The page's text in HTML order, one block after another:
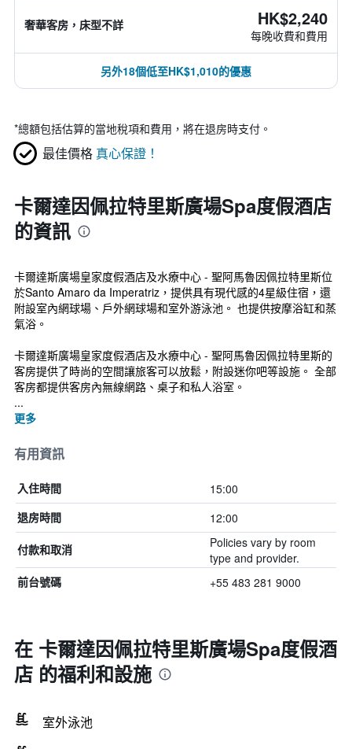
奢華客房，床型不詳 HK$2,240
每晚收費和費用
另外18個低至HK$1,010的優惠
*總額包括估算的當地稅項和費用，將在退房時支付。
最佳價格 真心保證！
卡爾達因佩拉特里斯廣場Spa度假酒店
的資訊
卡爾達斯廣場皇家度假酒店及水療中心 - 聖阿馬魯因佩拉特里斯位
於Santo Amaro da Imperatriz，提供具有現代感的4星級住宿，還
附設室內網球場、戶外網球場和室外游泳池。 也提供按摩浴缸和蒸
氣浴。
卡爾達斯廣場皇家度假酒店及水療中心 - 聖阿馬魯因佩拉特里斯的
客房提供了時尚的空間讓旅客可以放鬆，附設迷你吧等設施。 全部
客房都提供客房內無線網路、桌子和私人浴室。
...
更多
有用資訊
入住時間 15:00
退房時間 12:00
付款和取消
Policies vary by room
type and provider.
前台號碼 +55 483 281 9000
在 卡爾達因佩拉特里斯廣場Spa度假酒
店 的福利和設施
室外泳池